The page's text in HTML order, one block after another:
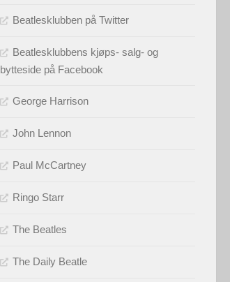
Beatlesklubben på Twitter
Beatlesklubbens kjøps- salg- og
bytteside på Facebook
George Harrison
John Lennon
Paul McCartney
Ringo Starr
The Beatles
The Daily Beatle